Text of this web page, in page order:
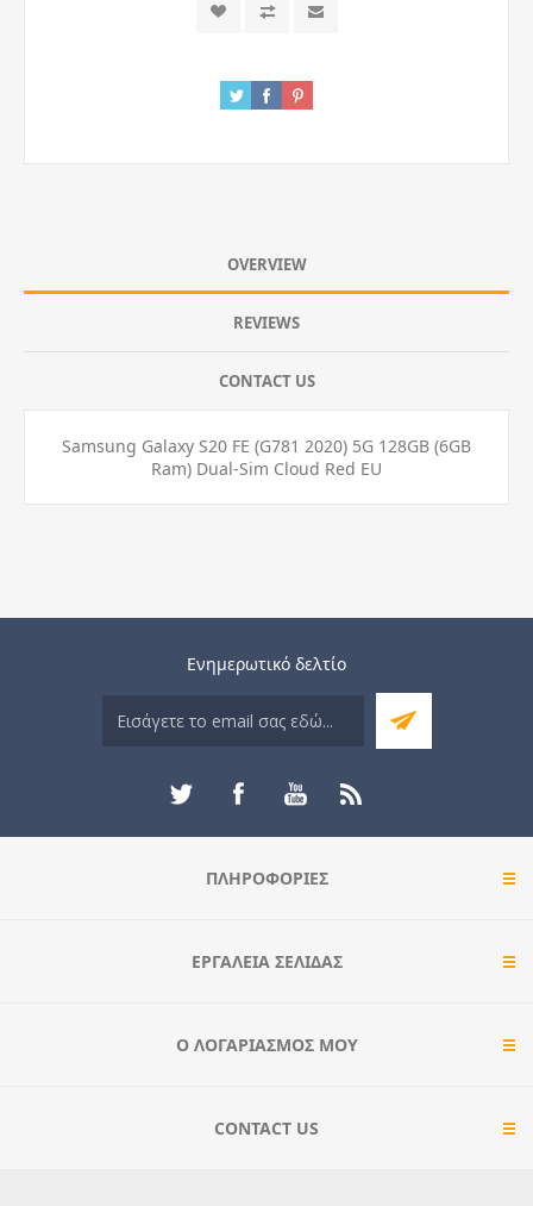
OVERVIEW
REVIEWS
CONTACT US
Samsung Galaxy S20 FE (G781 2020) 5G 128GB (6GB
Ram) Dual-Sim Cloud Red EU
Ενημερωτικό δελτίο
ΠΛΗΡΟΦΟΡΊΕΣ
ΕΡΓΑΛΕΊΑ ΣΕΛΊΔΑΣ
Ο ΛΟΓΑΡΙΑΣΜΌΣ ΜΟΥ
CONTACT US